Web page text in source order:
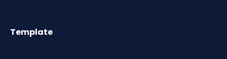
Template